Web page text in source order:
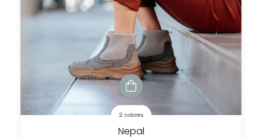
2 colores
Nepal